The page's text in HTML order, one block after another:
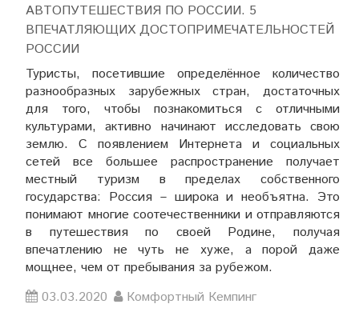
АВТОПУТЕШЕСТВИЯ ПО РОССИИ. 5
ВПЕЧАТЛЯЮЩИХ ДОСТОПРИМЕЧАТЕЛЬНОСТЕЙ
РОССИИ
Туристы, посетившие определённое количество
разнообразных зарубежных стран, достаточных
для того, чтобы познакомиться с отличными
культурами, активно начинают исследовать свою
землю. С появлением Интернета и социальных
сетей все большее распространение получает
местный туризм в пределах собственного
государства: Россия – широка и необъятна. Это
понимают многие соотечественники и отправляются
в путешествия по своей Родине, получая
впечатлению не чуть не хуже, а порой даже
мощнее, чем от пребывания за рубежом.
03.03.2020
Комфортный Кемпинг